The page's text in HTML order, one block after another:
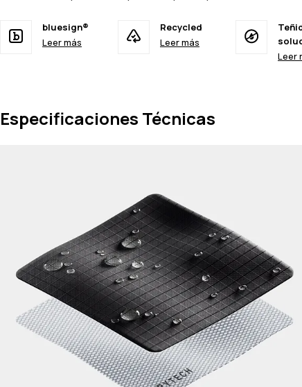
bluesign®
Leer más
Recycled
Leer más
Leer
Especificaciones Técnicas